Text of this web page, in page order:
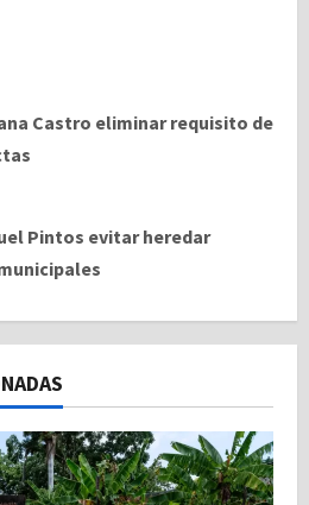
Castro eliminar requisito de
Pintos evitar heredar